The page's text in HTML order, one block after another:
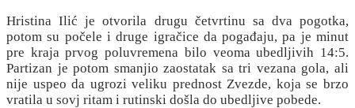
Hristina Ilić je otvorila drugu četvrtinu sa dva pogotka,
potom su počele i druge igračice da pogađaju, pa je minut
pre kraja prvog poluvremena bilo veoma ubedljivih 14:5.
Partizan je potom smanjio zaostatak sa tri vezana gola, ali
nije uspeo da ugrozi veliku prednost Zvezde, koja se brzo
vratila u sovj ritam i rutinski došla do ubedljive pobede.